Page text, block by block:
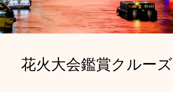
花火大会鑑賞クルーズ